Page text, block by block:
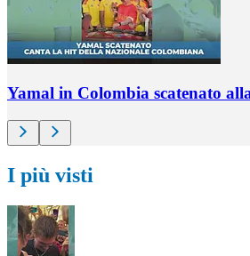
Yamal in Colombia scatenato
I più visti